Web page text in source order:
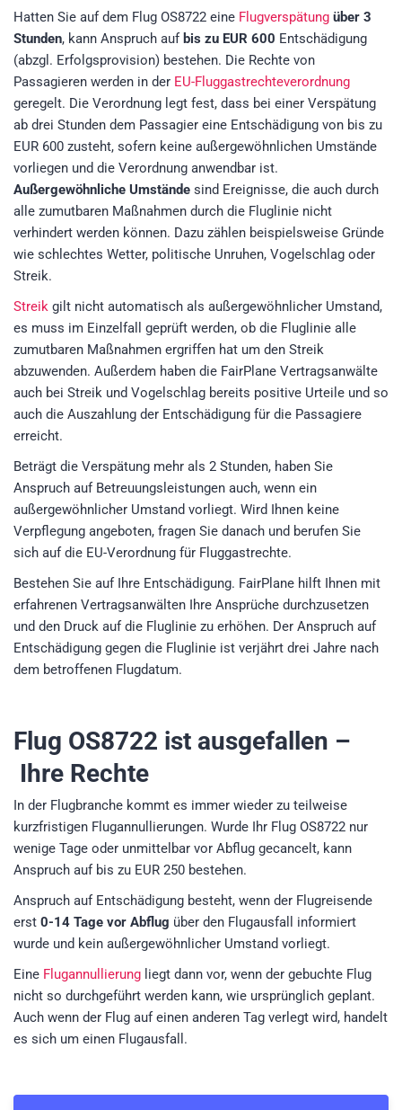
Hatten Sie auf dem Flug OS8722 eine Flugverspätung über 3
Stunden, kann Anspruch auf bis zu EUR 600 Entschädigung
(abzgl. Erfolgsprovision) bestehen. Die Rechte von
Passagieren werden in der EU-Fluggastrechteverordnung
geregelt. Die Verordnung legt fest, dass bei einer Verspätung
ab drei Stunden dem Passagier eine Entschädigung von bis zu
EUR 600 zusteht, sofern keine außergewöhnlichen Umstände
vorliegen und die Verordnung anwendbar ist.
Außergewöhnliche Umstände sind Ereignisse, die auch durch
alle zumutbaren Maßnahmen durch die Fluglinie nicht
verhindert werden können. Dazu zählen beispielsweise Gründe
wie schlechtes Wetter, politische Unruhen, Vogelschlag oder
Streik.
Streik gilt nicht automatisch als außergewöhnlicher Umstand,
es muss im Einzelfall geprüft werden, ob die Fluglinie alle
zumutbaren Maßnahmen ergriffen hat um den Streik
abzuwenden. Außerdem haben die FairPlane Vertragsanwälte
auch bei Streik und Vogelschlag bereits positive Urteile und so
auch die Auszahlung der Entschädigung für die Passagiere
erreicht.
Beträgt die Verspätung mehr als 2 Stunden, haben Sie
Anspruch auf Betreuungsleistungen auch, wenn ein
außergewöhnlicher Umstand vorliegt. Wird Ihnen keine
Verpflegung angeboten, fragen Sie danach und berufen Sie
sich auf die EU-Verordnung für Fluggastrechte.
Bestehen Sie auf Ihre Entschädigung. FairPlane hilft Ihnen mit
erfahrenen Vertragsanwälten Ihre Ansprüche durchzusetzen
und den Druck auf die Fluglinie zu erhöhen. Der Anspruch auf
Entschädigung gegen die Fluglinie ist verjährt drei Jahre nach
dem betroffenen Flugdatum.
Flug OS8722 ist ausgefallen –
Ihre Rechte
In der Flugbranche kommt es immer wieder zu teilweise
kurzfristigen Flugannullierungen. Wurde Ihr Flug OS8722 nur
wenige Tage oder unmittelbar vor Abflug gecancelt, kann
Anspruch auf bis zu EUR 250 bestehen.
Anspruch auf Entschädigung besteht, wenn der Flugreisende
erst 0-14 Tage vor Abflug über den Flugausfall informiert
wurde und kein außergewöhnlicher Umstand vorliegt.
Eine Flugannullierung liegt dann vor, wenn der gebuchte Flug
nicht so durchgeführt werden kann, wie ursprünglich geplant.
Auch wenn der Flug auf einen anderen Tag verlegt wird, handelt
es sich um einen Flugausfall.